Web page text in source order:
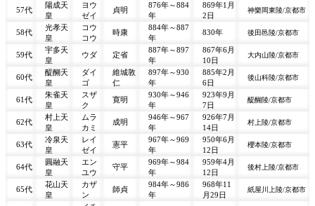
57代
陽成天
皇
ヨウ
ゼイ
貞明
876年～884
年
869年1月
2日
神樂岡東陵/京都市
58代
光孝天
皇
コウ
コウ
時康
884年～887
年
830年 後田邑陵/京都市
59代
宇多天
皇
ウダ 定省
887年～897
年
867年6月
10日
大内山陵/京都市
60代
醍醐天
皇
ダイ
ゴ
維城敦
仁
897年～930
年
885年2月
6日
後山科陵/京都市
61代
朱雀天
皇
スザ
ク
寛明
930年～946
年
923年9月
7日
醍醐陵/京都市
62代
村上天
皇
ムラ
カミ
成明
946年～967
年
926年7月
14日
村上陵/京都市
63代
冷泉天
皇
レイ
ゼイ
憲平
967年～969
年
950年6月
12日
櫻本陵/京都市
64代
圓融天
皇
エン
ユウ
守平
969年～984
年
959年4月
12日
後村上陵/京都市
65代
花山天
皇
カザ
ン
師貞
984年～986
年
968年11
月29日
紙屋川上陵/京都市